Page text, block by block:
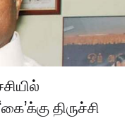
திருச்சி